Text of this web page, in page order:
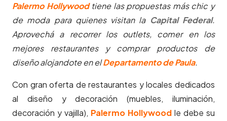
Palermo Hollywoodtiene las propuestas más chic y
de moda para quienes visitan la Capital Federal.
Aprovechá a recorrer los outlets, comer en los
mejores restaurantes y comprar productos de
diseño alojandote en elDepartamento de Paula.
Con gran oferta de restaurantes y locales dedicados
al diseño y decoración (muebles, iluminación,
decoración y vajilla), Palermo Hollywood le debe su